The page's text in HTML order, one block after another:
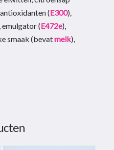
(E300),
emulgator (E472e),
smaak (bevatmelk),